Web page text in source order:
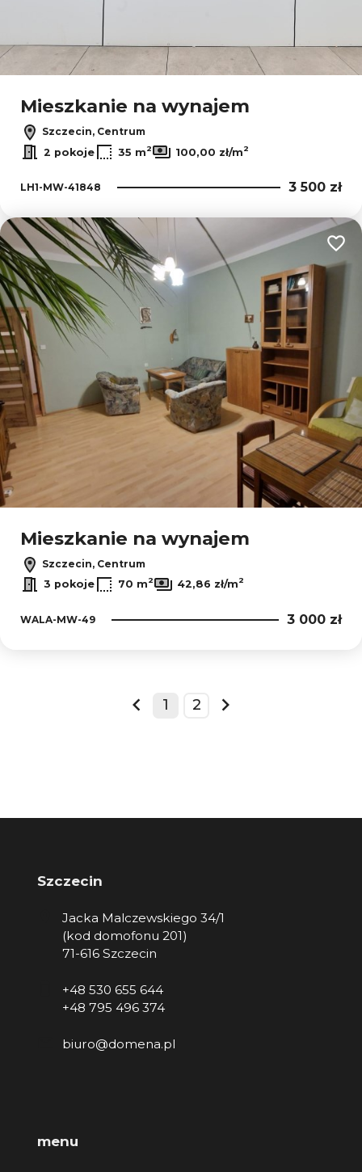
Mieszkanie na wynajem
Szczecin, Centrum
2 pokoje
35 m2 100,00 zł/m2
LH1-MW-41848 3 500 zł
Mieszkanie na wynajem
Szczecin, Centrum
3 pokoje
70 m2 42,86 zł/m2
WALA-MW-49 3 000 zł
prev
1 2
next
Szczecin
Jacka Malczewskiego 34/1
(kod domofonu 201)
71-616 Szczecin
+48 530 655 644
+48 795 496 374
biuro@domena.pl
menu